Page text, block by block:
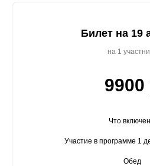
Билет на 19
на 1
9900
Что
Участие в программе 1
Обед